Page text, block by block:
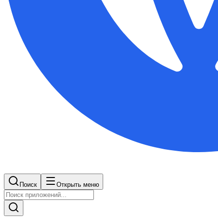
Поиск Открыть меню